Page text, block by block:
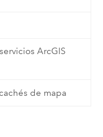
ArcGIS
de mapa